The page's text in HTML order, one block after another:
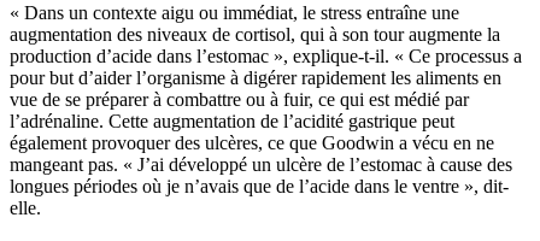
« Dans un contexte aigu ou immédiat, le stress entraîne une
augmentation des niveaux de cortisol, qui à son tour augmente la
production d’acide dans l’estomac », explique-t-il. « Ce processus a
pour but d’aider l’organisme à digérer rapidement les aliments en
vue de se préparer à combattre ou à fuir, ce qui est médié par
l’adrénaline. Cette augmentation de l’acidité gastrique peut
également provoquer des ulcères, ce que Goodwin a vécu en ne
mangeant pas. « J’ai développé un ulcère de l’estomac à cause des
longues périodes où je n’avais que de l’acide dans le ventre », dit-
elle.